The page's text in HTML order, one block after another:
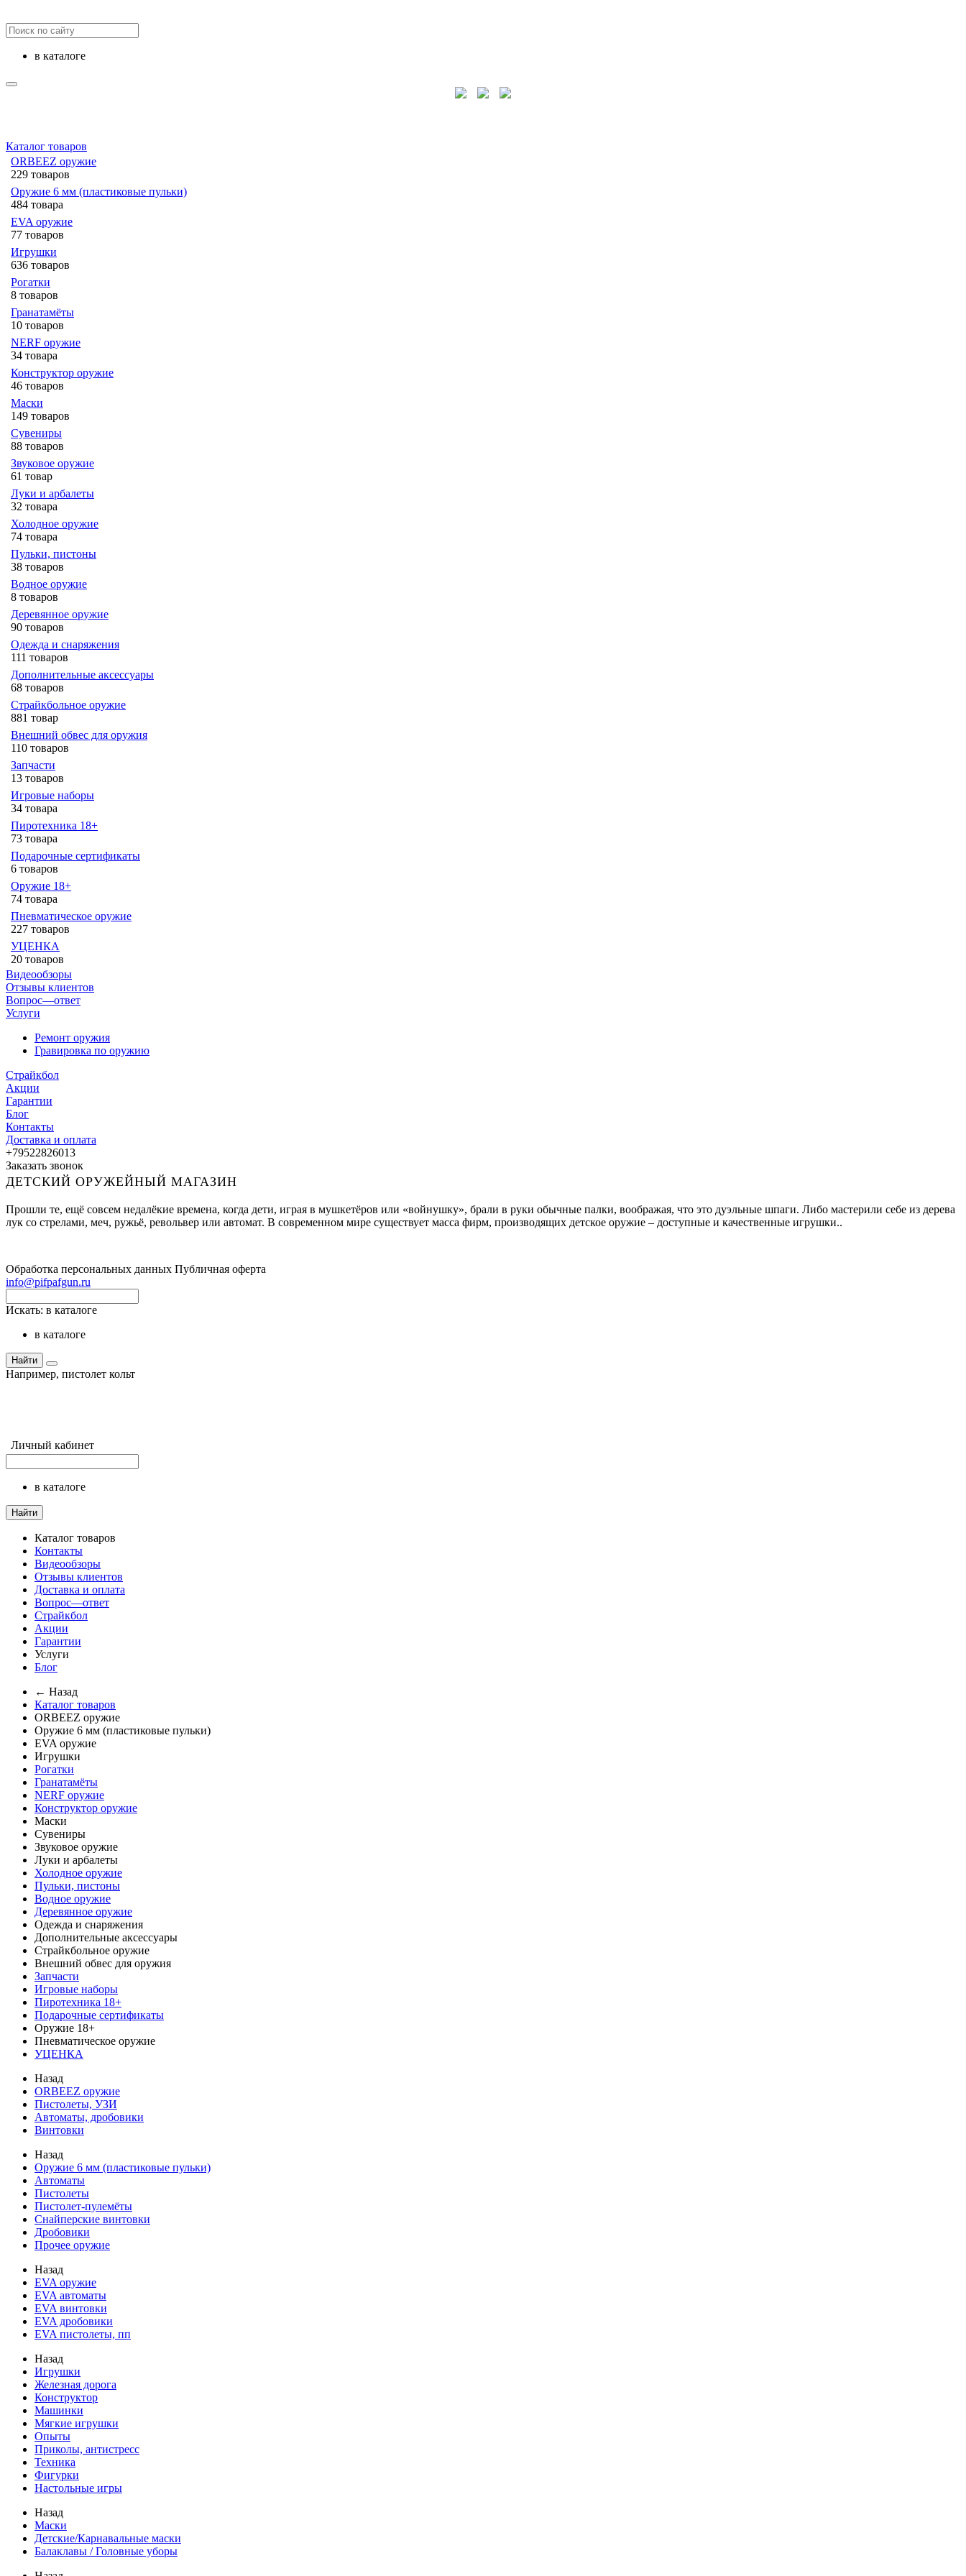
в каталоге
Каталог товаров
ORBEEZ оружие
229 товаров
Оружие 6 мм (пластиковые пульки)
484 товара
EVA оружие
77 товаров
Игрушки
636 товаров
Рогатки
8 товаров
Гранатамёты
10 товаров
NERF оружие
34 товара
Конструктор оружие
46 товаров
Маски
149 товаров
Сувениры
88 товаров
Звуковое оружие
61 товар
Луки и арбалеты
32 товара
Холодное оружие
74 товара
Пульки, пистоны
38 товаров
Водное оружие
8 товаров
Деревянное оружие
90 товаров
Одежда и снаряжения
111 товаров
Дополнительные аксессуары
68 товаров
Страйкбольное оружие
881 товар
Внешний обвес для оружия
110 товаров
Запчасти
13 товаров
Игровые наборы
34 товара
Пиротехника 18+
73 товара
Подарочные сертификаты
6 товаров
Оружие 18+
74 товара
Пневматическое оружие
227 товаров
УЦЕНКА
20 товаров
Видеообзоры
Отзывы клиентов
Вопрос—ответ
Услуги
Ремонт оружия
Гравировка по оружию
Страйкбол
Акции
Гарантии
Блог
Контакты
Доставка и оплата
+79522826013
Заказать звонок
ДЕТСКИЙ ОРУЖЕЙНЫЙ МАГАЗИН
Прошли те, ещё совсем недалёкие времена, когда дети, играя в мушкетёров или «войнушку», брали в руки обычные палки, воображая, что это дуэльные шпаги. Либо мастерили себе из дерева
лук со стрелами, меч, ружьё, револьвер или автомат. В современном мире существует масса фирм, производящих детское оружие – доступные и качественные игрушки..
Обработка персональных данных Публичная оферта
info@pifpafgun.ru
Искать: в каталоге
в каталоге
Найти
Например, пистолет кольт
Личный кабинет
в каталоге
Найти
Каталог товаров
Контакты
Видеообзоры
Отзывы клиентов
Доставка и оплата
Вопрос—ответ
Страйкбол
Акции
Гарантии
Услуги
Блог
← Назад
Каталог товаров
ORBEEZ оружие
Оружие 6 мм (пластиковые пульки)
EVA оружие
Игрушки
Рогатки
Гранатамёты
NERF оружие
Конструктор оружие
Маски
Сувениры
Звуковое оружие
Луки и арбалеты
Холодное оружие
Пульки, пистоны
Водное оружие
Деревянное оружие
Одежда и снаряжения
Дополнительные аксессуары
Страйкбольное оружие
Внешний обвес для оружия
Запчасти
Игровые наборы
Пиротехника 18+
Подарочные сертификаты
Оружие 18+
Пневматическое оружие
УЦЕНКА
Назад
ORBEEZ оружие
Пистолеты, УЗИ
Автоматы, дробовики
Винтовки
Назад
Оружие 6 мм (пластиковые пульки)
Автоматы
Пистолеты
Пистолет-пулемёты
Снайперские винтовки
Дробовики
Прочее оружие
Назад
EVA оружие
EVA автоматы
EVA винтовки
EVA дробовики
EVA пистолеты, пп
Назад
Игрушки
Железная дорога
Конструктор
Машинки
Мягкие игрушки
Опыты
Приколы, антистресс
Техника
Фигурки
Настольные игры
Назад
Маски
Детские/Карнавальные маски
Балаклавы / Головные уборы